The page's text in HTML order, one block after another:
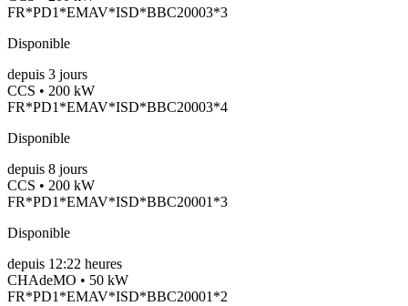
FR*PD1*EMAV*ISD*BBC20003*3
Disponible
depuis 3 jours
CCS • 200 kW
FR*PD1*EMAV*ISD*BBC20003*4
Disponible
depuis 8 jours
CCS • 200 kW
FR*PD1*EMAV*ISD*BBC20001*3
Disponible
depuis 12:22 heures
CHAdeMO • 50 kW
FR*PD1*EMAV*ISD*BBC20001*2